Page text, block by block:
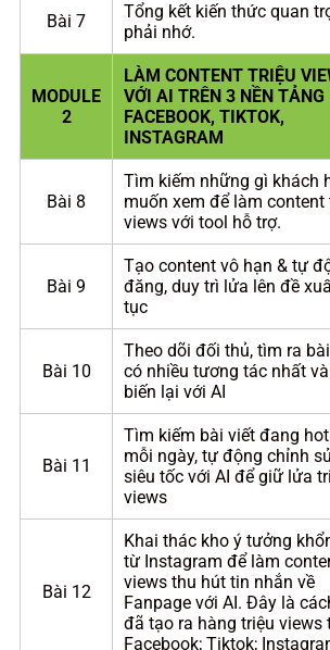
Bài 7
Tổng kết kiến thức quan
phải nhớ.
MODULE
2
LÀM CONTENT TRIỆU
VỚI AI TRÊN 3 NỀN TẢNG
FACEBOOK, TIKTOK,
INSTAGRAM
Bài 8
Tìm kiếm những gì khách
muốn xem để làm content
views với tool hỗ trợ.
Bài 9
Tạo content vô hạn & tự
đăng, duy trì lửa lên đề
tục
Bài 10
Theo dõi đối thủ, tìm ra
có nhiều tương tác nhất
biến lại với AI
Bài 11
Tìm kiếm bài viết đang
mỗi ngày, tự động chỉnh
siêu tốc với AI để giữ lửa
views
Bài 12
Khai thác kho ý tưởng
từ Instagram để làm
views thu hút tin nhắn về
Fanpage với AI. Đây là
đã tạo ra hàng triệu views
Facebook; Tiktok;